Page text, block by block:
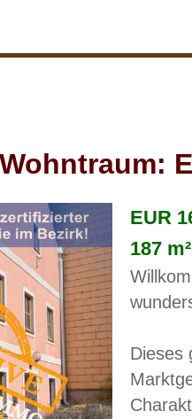
EUR
187 m²
Dieses